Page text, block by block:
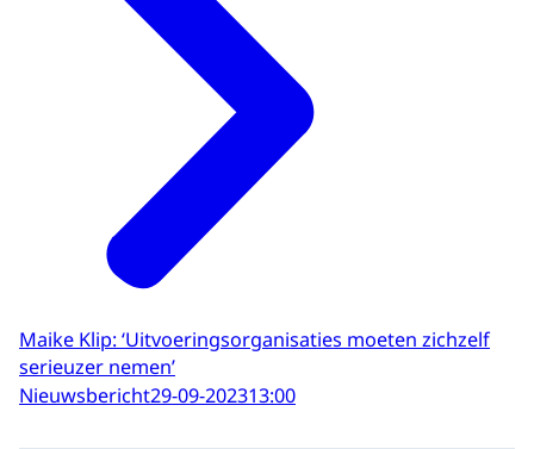
Maike Klip: ‘Uitvoeringsorganisaties moeten zichzelf
serieuzer nemen’
Nieuwsbericht29-09-202313:00